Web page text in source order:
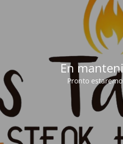
En
Pronto